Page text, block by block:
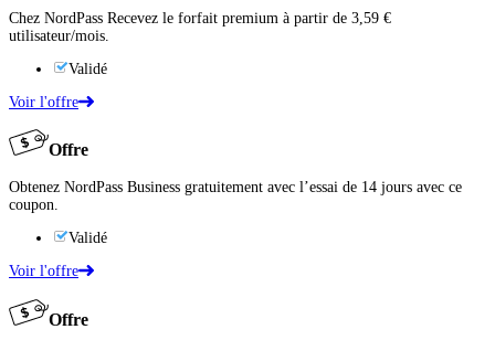
Chez NordPass Recevez le forfait premium à partir de 3,59 €
utilisateur/mois.
Validé
Voir l'offre
Offre
Obtenez NordPass Business gratuitement avec l’essai de 14 jours avec ce
coupon.
Validé
Voir l'offre
Offre